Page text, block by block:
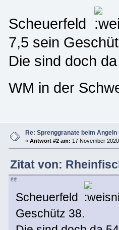
Scheuerfeld
7,5 sein
Die sind doch
WM in der
Re: Sprenggranate beim Angeln
« Antwort #2 am: 17 November
Zitat von:
Scheuerfeld
Geschütz 38.